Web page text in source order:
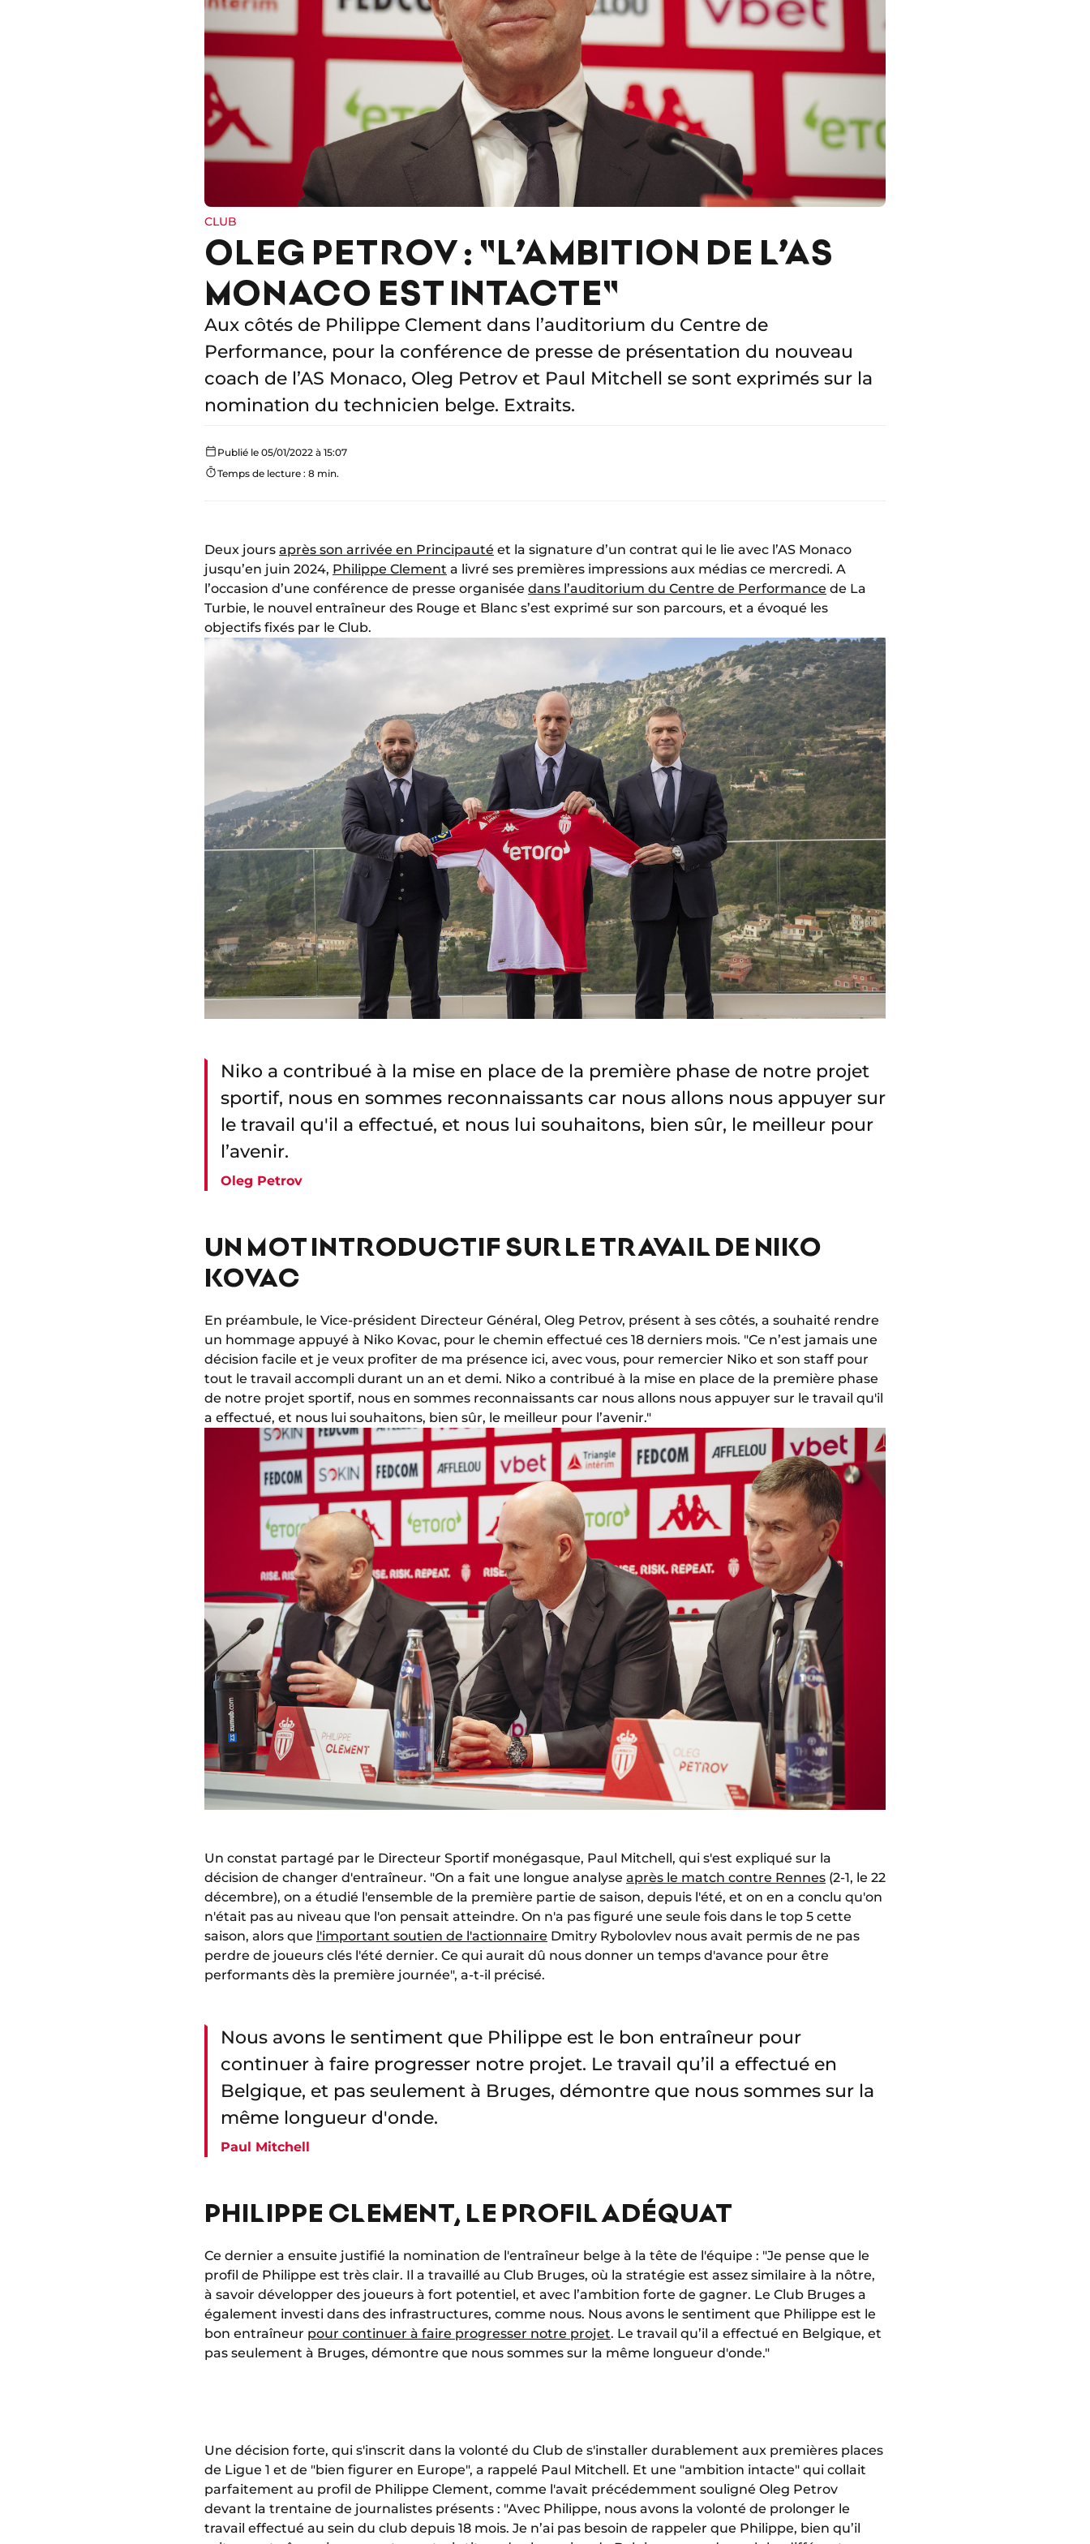
CLUB
OLEG PETROV : "L’AMBITION DE L’AS
MONACO EST INTACTE"
Aux côtés de Philippe Clement dans l’auditorium du Centre de
Performance, pour la conférence de presse de présentation du nouveau
coach de l’AS Monaco, Oleg Petrov et Paul Mitchell se sont exprimés sur la
nomination du technicien belge. Extraits.
Publié le 05/01/2022 à 15:07
Temps de lecture : 8 min.
Deux jours après son arrivée en Principauté et la signature d’un contrat qui le lie avec l’AS Monaco
jusqu’en juin 2024, Philippe Clement a livré ses premières impressions aux médias ce mercredi. A
l’occasion d’une conférence de presse organisée dans l’auditorium du Centre de Performance de La
Turbie, le nouvel entraîneur des Rouge et Blanc s’est exprimé sur son parcours, et a évoqué les
objectifs fixés par le Club.
Niko a contribué à la mise en place de la première phase de notre projet
sportif, nous en sommes reconnaissants car nous allons nous appuyer sur
le travail qu'il a effectué, et nous lui souhaitons, bien sûr, le meilleur pour
l’avenir.
Oleg Petrov
UN MOT INTRODUCTIF SUR LE TRAVAIL DE NIKO
KOVAC
En préambule, le Vice-président Directeur Général, Oleg Petrov, présent à ses côtés, a souhaité rendre
un hommage appuyé à Niko Kovac, pour le chemin effectué ces 18 derniers mois. "Ce n’est jamais une
décision facile et je veux profiter de ma présence ici, avec vous, pour remercier Niko et son staff pour
tout le travail accompli durant un an et demi. Niko a contribué à la mise en place de la première phase
de notre projet sportif, nous en sommes reconnaissants car nous allons nous appuyer sur le travail qu'il
a effectué, et nous lui souhaitons, bien sûr, le meilleur pour l’avenir."
Un constat partagé par le Directeur Sportif monégasque, Paul Mitchell, qui s'est expliqué sur la
décision de changer d'entraîneur. "On a fait une longue analyse après le match contre Rennes (2-1, le 22
décembre), on a étudié l'ensemble de la première partie de saison, depuis l'été, et on en a conclu qu'on
n'était pas au niveau que l'on pensait atteindre. On n'a pas figuré une seule fois dans le top 5 cette
saison, alors que l'important soutien de l'actionnaire Dmitry Rybolovlev nous avait permis de ne pas
perdre de joueurs clés l'été dernier. Ce qui aurait dû nous donner un temps d'avance pour être
performants dès la première journée", a-t-il précisé.
Nous avons le sentiment que Philippe est le bon entraîneur pour
continuer à faire progresser notre projet. Le travail qu’il a effectué en
Belgique, et pas seulement à Bruges, démontre que nous sommes sur la
même longueur d'onde.
Paul Mitchell
PHILIPPE CLEMENT, LE PROFIL ADÉQUAT
Ce dernier a ensuite justifié la nomination de l'entraîneur belge à la tête de l'équipe : "Je pense que le
profil de Philippe est très clair. Il a travaillé au Club Bruges, où la stratégie est assez similaire à la nôtre,
à savoir développer des joueurs à fort potentiel, et avec l’ambition forte de gagner. Le Club Bruges a
également investi dans des infrastructures, comme nous. Nous avons le sentiment que Philippe est le
bon entraîneur pour continuer à faire progresser notre projet. Le travail qu’il a effectué en Belgique, et
pas seulement à Bruges, démontre que nous sommes sur la même longueur d'onde."
Une décision forte, qui s'inscrit dans la volonté du Club de s'installer durablement aux premières places
de Ligue 1 et de "bien figurer en Europe", a rappelé Paul Mitchell. Et une "ambition intacte" qui collait
parfaitement au profil de Philippe Clement, comme l'avait précédemment souligné Oleg Petrov
devant la trentaine de journalistes présents : "Avec Philippe, nous avons la volonté de prolonger le
travail effectué au sein du club depuis 18 mois. Je n’ai pas besoin de rappeler que Philippe, bien qu’il